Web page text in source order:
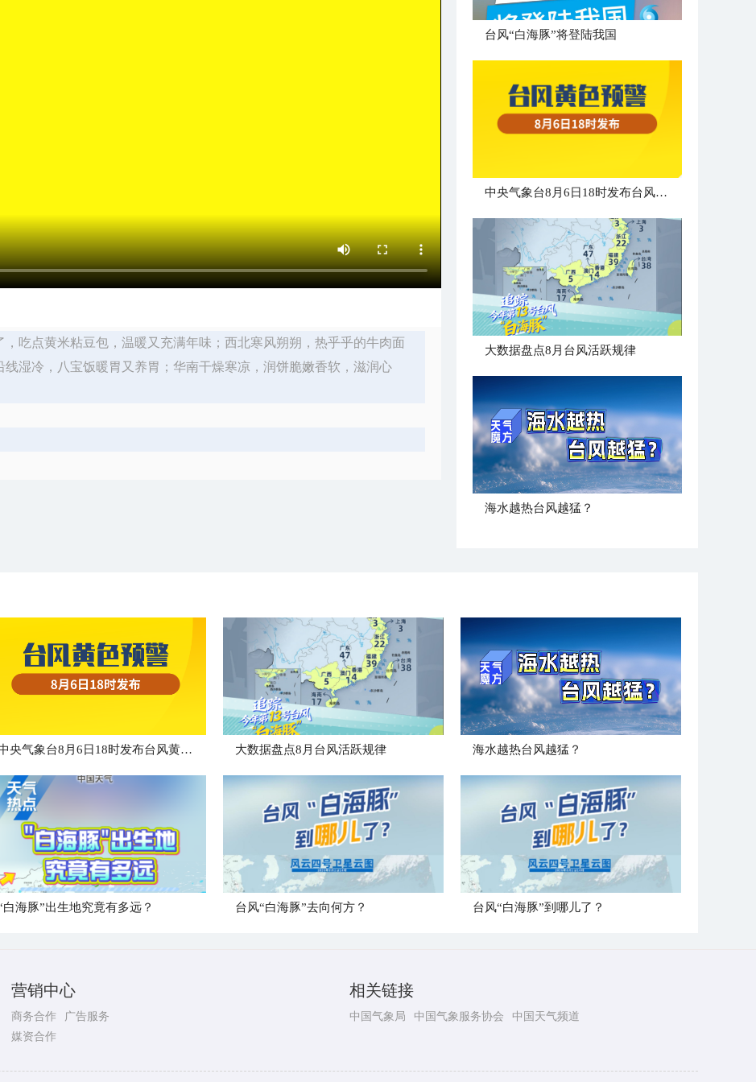
吃点黄米粘豆包，温暖又充满年味；西北寒风朔朔，热乎乎的牛肉面
湿冷，八宝饭暖胃又养胃；华南干燥寒凉，润饼脆嫩香软，滋润心
台风“白海豚”将登陆我国
中央气象台8月6日18时发布台风黄色预警
大数据盘点8月台风活跃规律
海水越热台风越猛？
中央气象台8月6日18时发布台风黄色预警 大数据盘点8月台风活跃规律 海水越热台风越猛？
白海豚”出生地究竟有多远？ 台风“白海豚”去向何方？ 台风“白海豚”到哪儿了？
营销中心
商务合作
广告服务
媒资合作
相关链接
中国气象局 中国气象服务协会 中国天气频道